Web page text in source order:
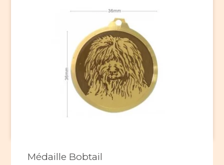
Médaille Bobtail